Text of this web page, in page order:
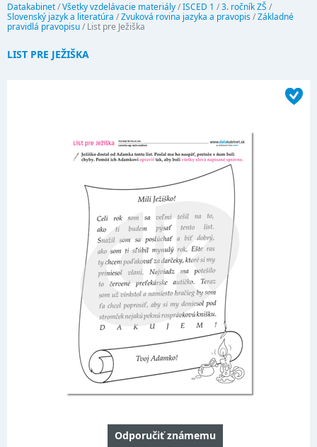
Datakabinet/Všetky vzdelávacie materiály/ISCED 1 /3. ročník ZŠ /
Slovenský jazyk a literatúra /Zvuková rovina jazyka a pravopis/Základné
pravidlá pravopisu/ List pre Ježiška
LIST PRE JEŽIŠKA
Odporučiť známemu